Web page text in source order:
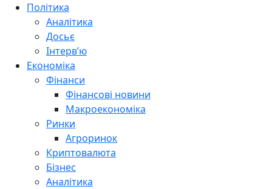
Політика
Аналітика
Досьє
Інтерв’ю
Економіка
Фінанси
Фінансові новини
Макроекономіка
Ринки
Агроринок
Криптовалюта
Бізнес
Аналітика